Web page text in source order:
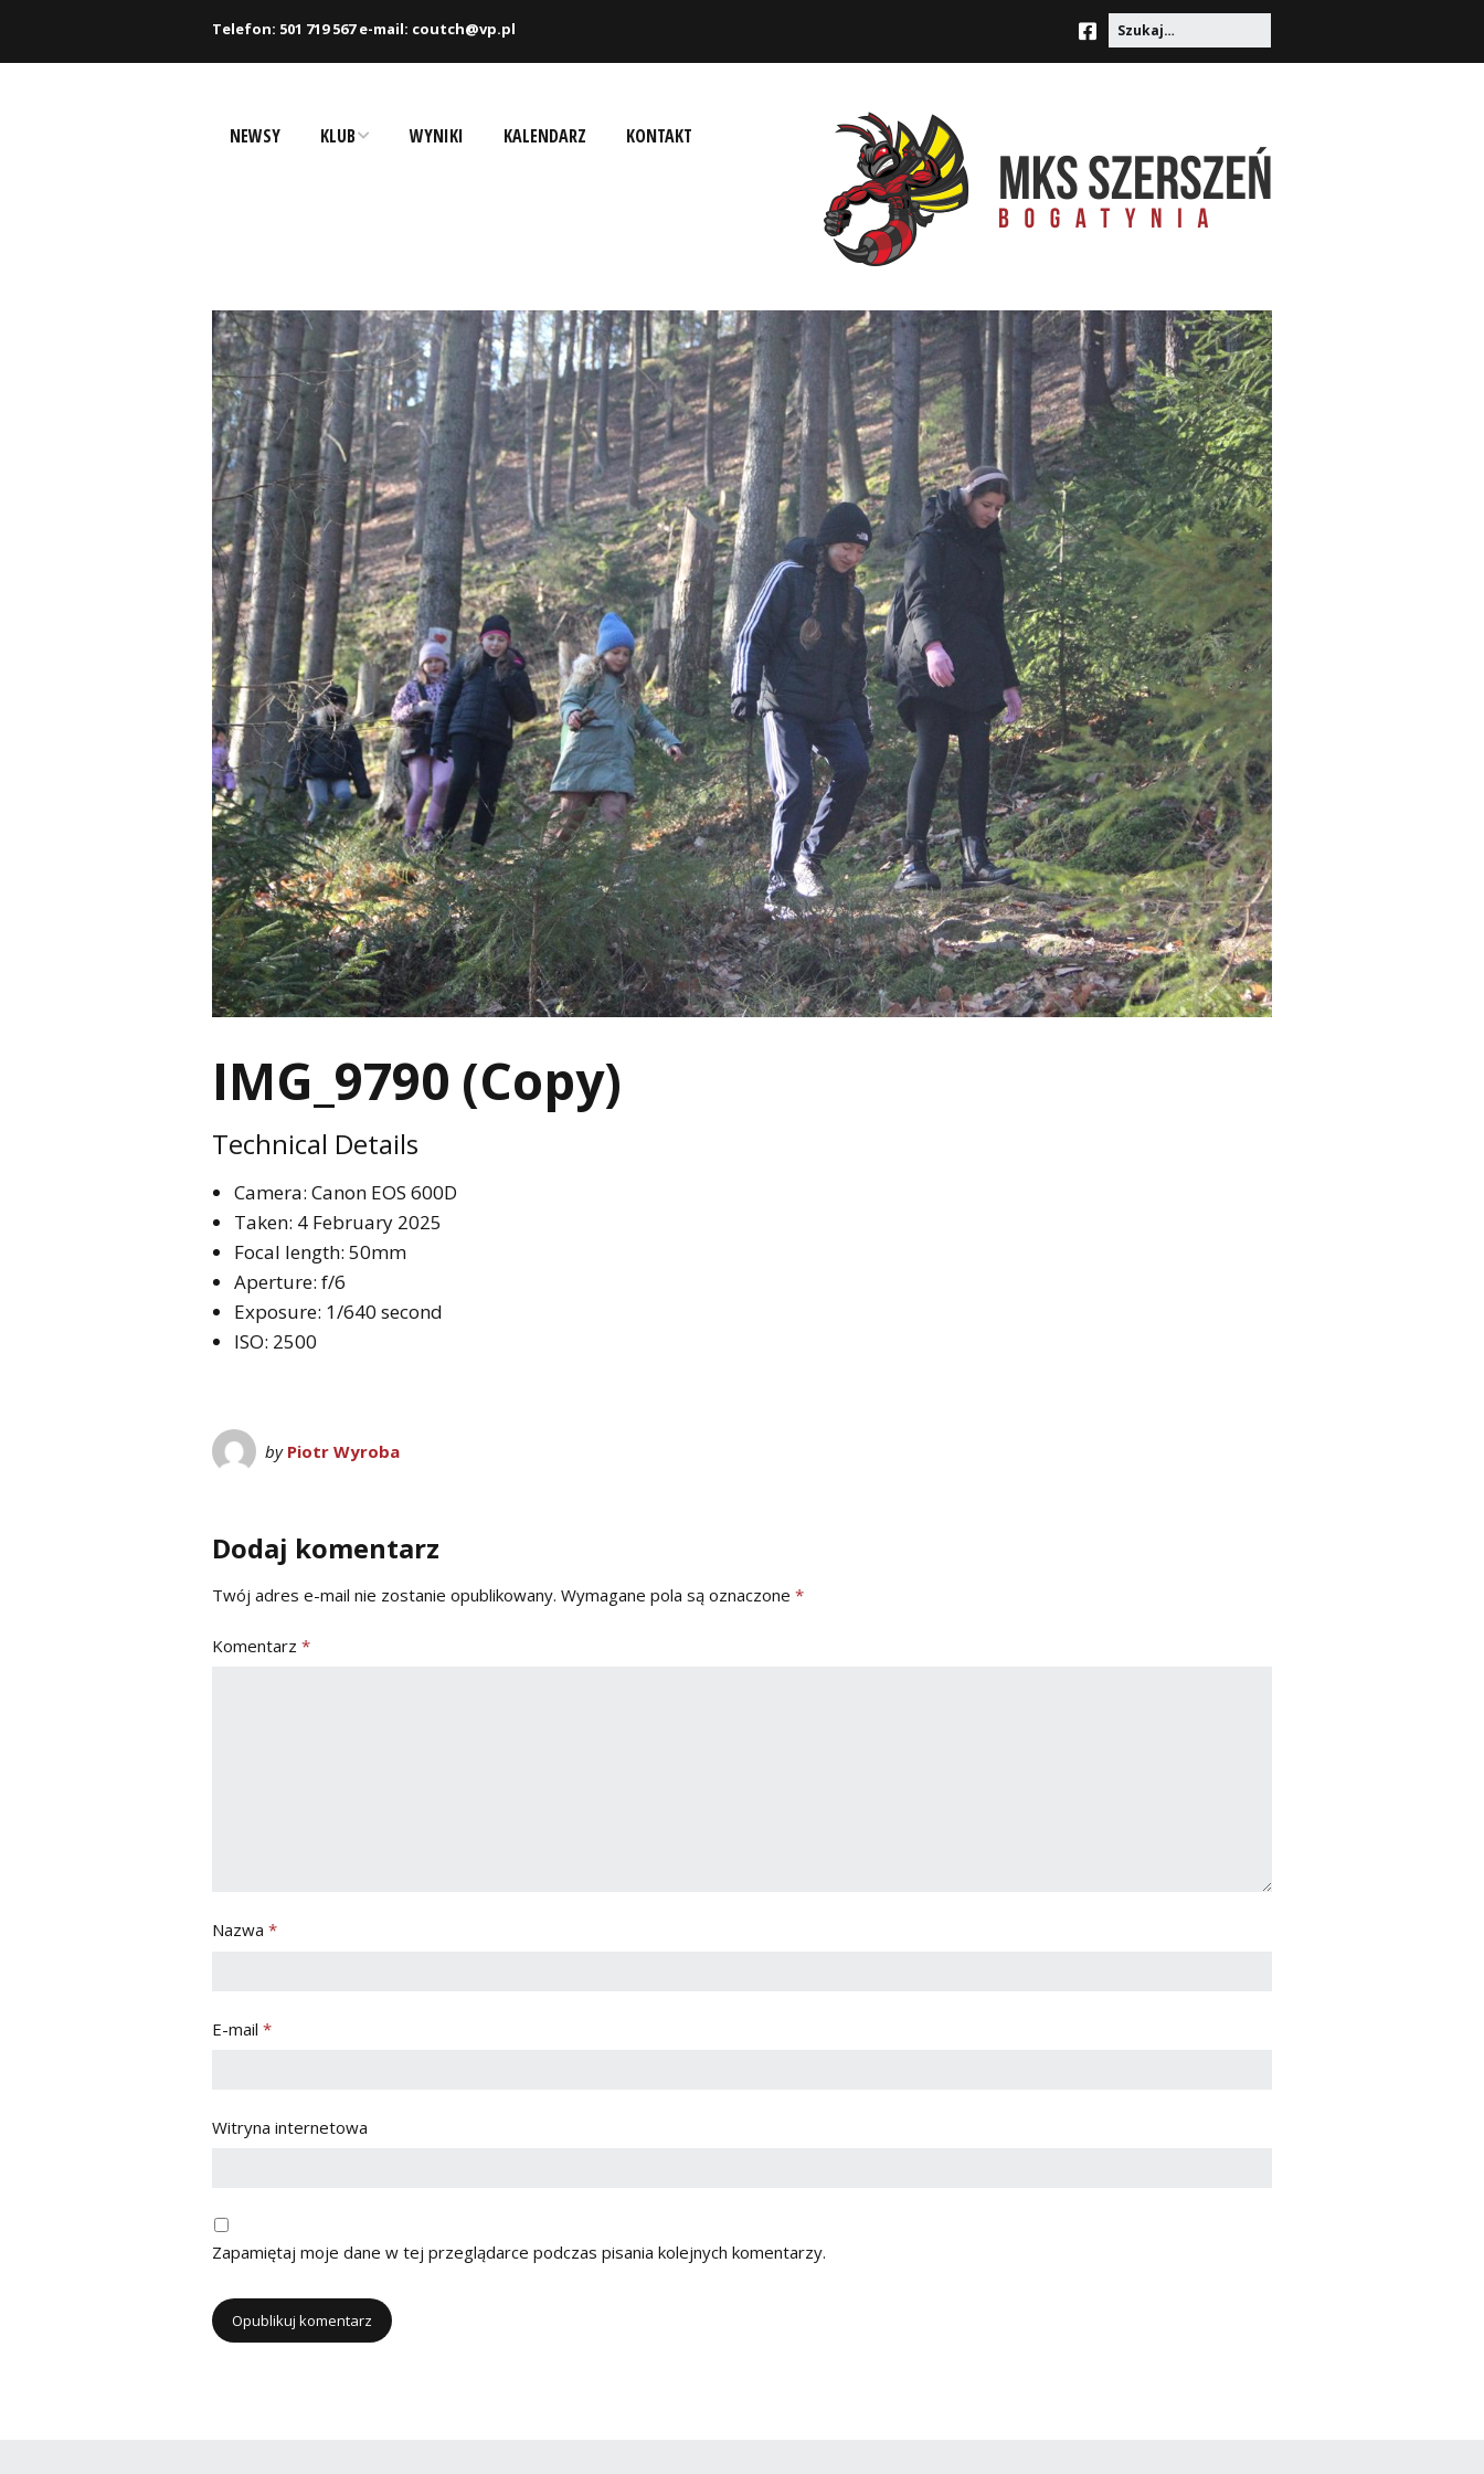
Telefon: 501 719 567 e-mail: coutch@vp.pl
NEWSY KLUB
Partnerzy
Dokumenty
WYNIKI KALENDARZ KONTAKT
IMG_9790 (Copy)
Technical Details
Camera: Canon EOS 600D
Taken: 4 February 2025
Focal length: 50mm
Aperture: f/6
Exposure: 1/640 second
ISO: 2500
by Piotr Wyroba
Dodaj komentarz
Twój adres e-mail nie zostanie opublikowany. Wymagane pola są oznaczone *
Komentarz *
Nazwa *
E-mail *
Witryna internetowa
Zapamiętaj moje dane w tej przeglądarce podczas pisania kolejnych komentarzy.